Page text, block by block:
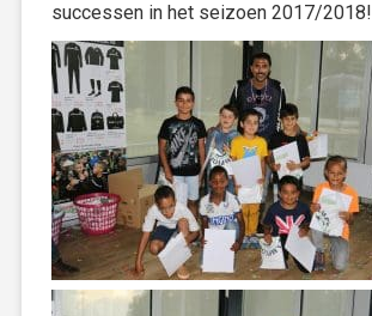
successen in het seizoen 2017/2018!